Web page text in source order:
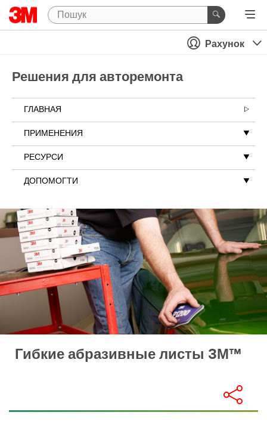
Рахунок
Решения для авторемонта
ГЛАВНАЯ
ПРИМЕНЕНИЯ
РЕСУРСИ
ДОПОМОГТИ
Гибкие абразивные листы 3М™